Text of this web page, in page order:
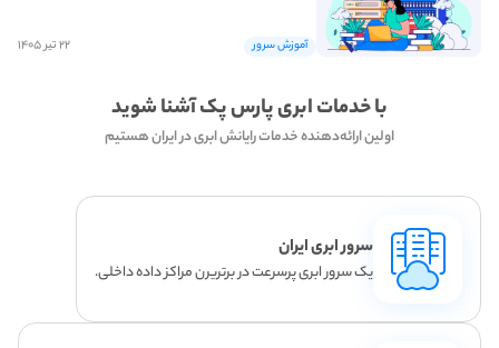
آموزش سرور ۲۲ تیر ۱۴۰۵
با خدمات ابری پارس پک آشنا شوید
اولین ارائه‌دهنده خدمات رایانش ابری در ایران هستیم
سرور ابری ایران
یک سرور ابری پرسرعت در برتریرن مراکز داده داخلی.